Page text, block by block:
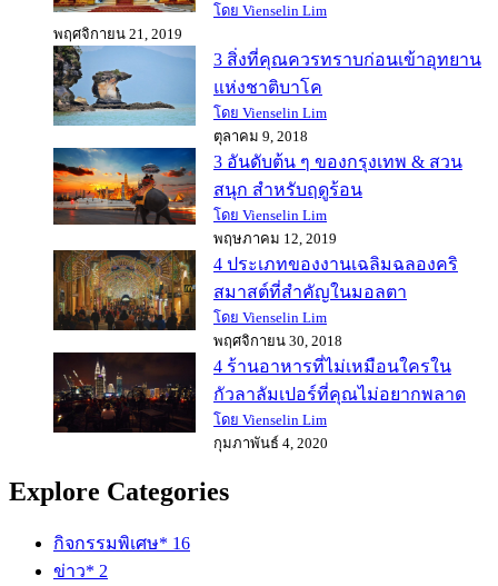
โดย Vienselin Lim
พฤศจิกายน 21, 2019
3 สิ่งที่คุณควรทราบก่อนเข้าอุทยาน
แห่งชาติบาโค
โดย Vienselin Lim
ตุลาคม 9, 2018
3 อันดับต้น ๆ ของกรุงเทพ & สวน
สนุก สำหรับฤดูร้อน
โดย Vienselin Lim
พฤษภาคม 12, 2019
4 ประเภทของงานเฉลิมฉลองคริ
สมาสต์ที่สำคัญในมอลตา
โดย Vienselin Lim
พฤศจิกายน 30, 2018
4 ร้านอาหารที่ไม่เหมือนใครใน
กัวลาลัมเปอร์ที่คุณไม่อยากพลาด
โดย Vienselin Lim
กุมภาพันธ์ 4, 2020
Explore Categories
กิจกรรมพิเศษ* 16
ข่าว* 2